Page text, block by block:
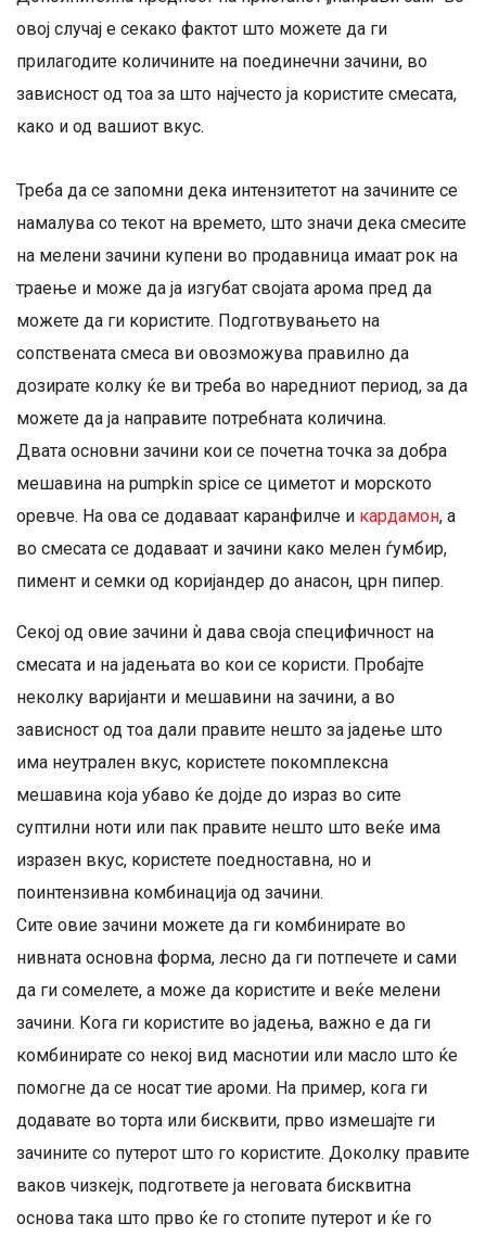
овој случај е секако фактот што можете да ги
прилагодите количините на поединечни зачини, во
зависност од тоа за што најчесто ја користите смесата,
како и од вашиот вкус.
Треба да се запомни дека интензитетот на зачините се
намалува со текот на времето, што значи дека смесите
на мелени зачини купени во продавница имаат рок на
траење и може да ја изгубат својата арома пред да
можете да ги користите. Подготвувањето на
сопствената смеса ви овозможува правилно да
дозирате колку ќе ви треба во наредниот период, за да
можете да ја направите потребната количина.
Двата основни зачини кои се почетна точка за добра
мешавина на pumpkin spice се циметот и морското
оревче. На ова се додаваат каранфилче и кардамон, а
во смесата се додаваат и зачини како мелен ѓумбир,
пимент и семки од коријандер до анасон, црн пипер.
Секој од овие зачини ѝ дава своја специфичност на
смесата и на јадењата во кои се користи. Пробајте
неколку варијанти и мешавини на зачини, а во
зависност од тоа дали правите нешто за јадење што
има неутрален вкус, користете покомплексна
мешавина која убаво ќе дојде до израз во сите
суптилни ноти или пак правите нешто што веќе има
изразен вкус, користете поедноставна, но и
поинтензивна комбинација од зачини.
Сите овие зачини можете да ги комбинирате во
нивната основна форма, лесно да ги потпечете и сами
да ги сомелете, а може да користите и веќе мелени
зачини. Кога ги користите во јадења, важно е да ги
комбинирате со некој вид маснотии или масло што ќе
помогне да се носат тие ароми. На пример, кога ги
додавате во торта или бисквити, прво измешајте ги
зачините со путерот што го користите. Доколку правите
ваков чизкејк, подгответе ја неговата бисквитна
основа така што прво ќе го стопите путерот и ќе го